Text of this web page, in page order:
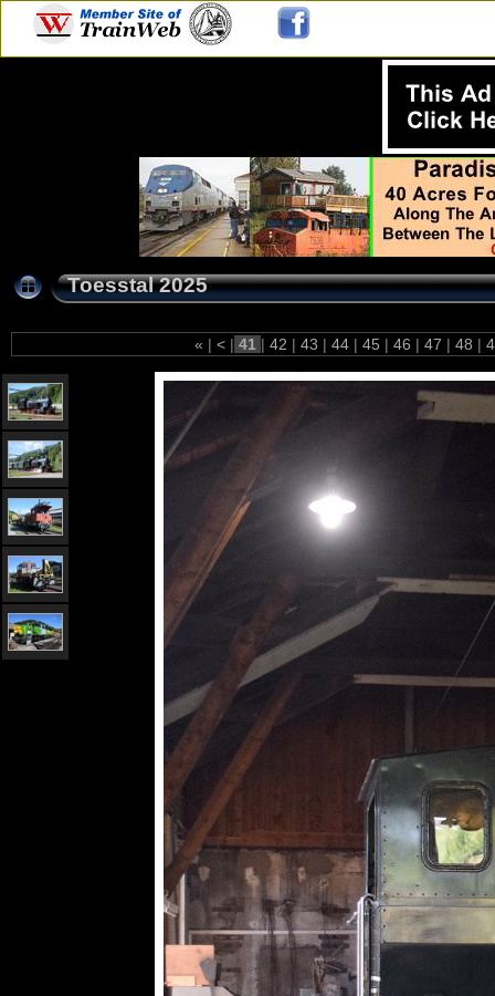
Toesstal 2025
« | < | 41 | 42 | 43 | 44 | 45 | 46 | 47 | 48 |